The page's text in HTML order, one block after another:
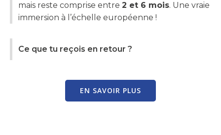
mais reste comprise entre 2 et 6 mois. Une vraie
immersion à l’échelle européenne !
Ce que tu reçois en retour ?
EN SAVOIR PLUS